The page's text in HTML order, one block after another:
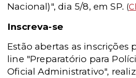
Nacional)", dia 5/8, em SP. (
Inscreva-se
Estão abertas as inscrições
line "Preparatório para
Oficial Administrativo",